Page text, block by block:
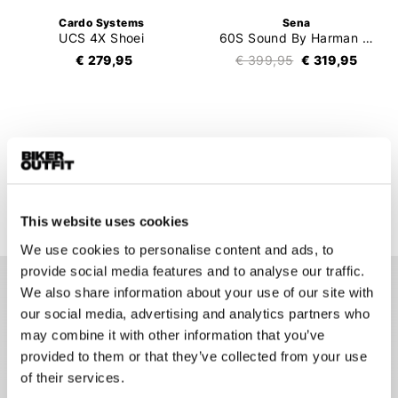
This website uses cookies
We use cookies to personalise content and ads, to
provide social media features and to analyse our traffic.
We also share information about your use of our site with
our social media, advertising and analytics partners who
may combine it with other information that you’ve
provided to them or that they’ve collected from your use
of their services.
Cardo Systems
UCS 4X Shoei
€ 279,95
Sena
60S Sound By Harman Kardon Single
€ 399,95 € 319,95
Communicatie op de motor
Motorcommunicatie maakt motorrijden leuker. Communicatie
op de motor stelt je in staat om met andere motorrijders te
communiceren, naar muziek te luisteren, navigatie instructies